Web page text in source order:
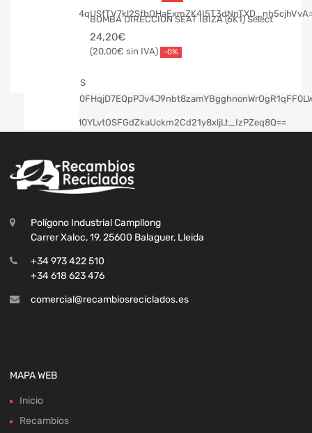
BOMBA DIRECCION SEAT IBIZA (6K1) Select
24,20€
20,00€ -0%
Polígono Industrial Campllong
Carrer Xaloc, 19, 25600 Balaguer, Lleida
+34 973 422 510
+34 618 623 476
comercial@recambiosreciclados.es
MAPA WEB
Inicio
Recambios